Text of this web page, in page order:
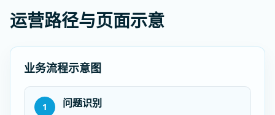
运营路径与页面示意
业务流程示意图
1 问题识别